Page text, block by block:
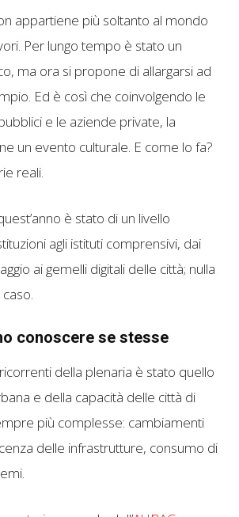
appartiene più soltanto al mondo
Per lungo tempo è stato un
ma ora si propone di allargarsi ad
Ed è così che coinvolgendo le
e le aziende private, la
un evento culturale. E come lo fa?
reali.
è stato di un livello
agli istituti comprensivi, dai
ai gemelli digitali delle città; nulla
conoscere se stesse
della plenaria è stato quello
e della capacità delle città di
più complesse: cambiamenti
delle infrastrutture, consumo di